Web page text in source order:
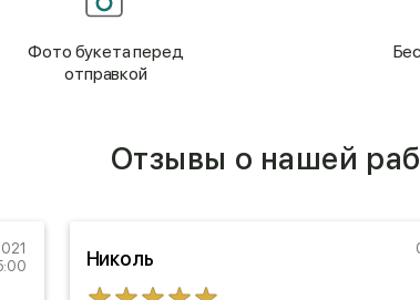
Фото букета перед
отправкой
Отзывы о нашей
Николь